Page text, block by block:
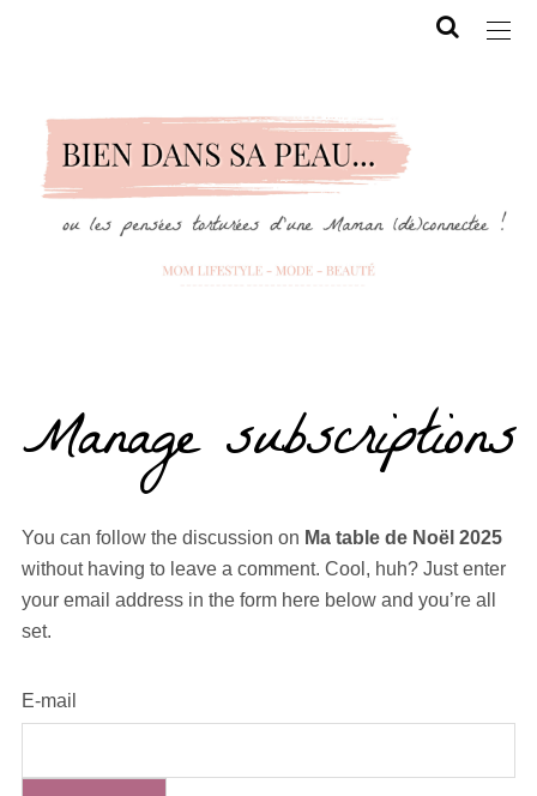
Manage subscriptions
You can follow the discussion on Ma table de Noël 2025
without having to leave a comment. Cool, huh? Just enter
your email address in the form here below and you’re all
set.
E-mail